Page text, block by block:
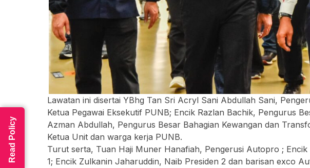
Lawatan ini disertai YBhg Tan Sri Acryl Sani Abdullah Sani,
Ketua Pegawai Eksekutif PUNB; Encik Razlan Bachik, Pengurus
Azman Abdullah, Pengurus Besar Bahagian Kewangan dan
Ketua Unit dan warga kerja PUNB.
Turut serta, Tuan Haji Muner Hanafiah, Pengerusi Autopro ;
1; Encik Zulkanin Jaharuddin, Naib Presiden 2 dan barisan exco
Read Policy